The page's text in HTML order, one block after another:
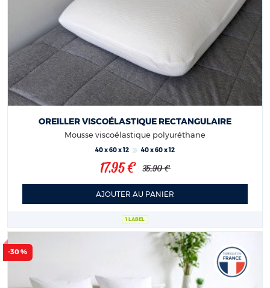
1 LABEL
OREILLER VISCOÉLASTIQUE RECTANGULAIRE
Mousse viscoélastique polyuréthane
40 x 60 x 12 40 x 60 x 12
17,95 € 35,90 €
AJOUTER AU PANIER
-30 %